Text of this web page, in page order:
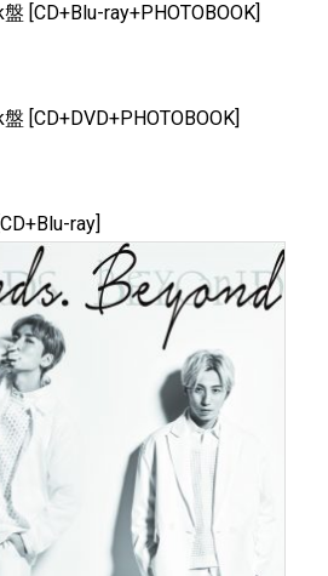
[CD+Blu-ray+PHOTOBOOK]
[CD+DVD+PHOTOBOOK]
ray]